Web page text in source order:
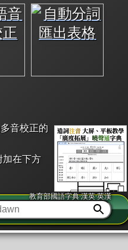
音校正的
加在下方
「同注音」或「同筆畫」。
續查詢」此字詞的解釋，不
教育部國語字典·漢英·英漢